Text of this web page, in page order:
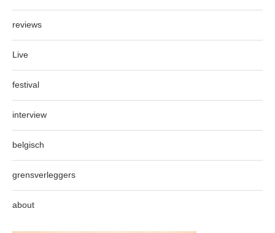
reviews
Live
festival
interview
belgisch
grensverleggers
about